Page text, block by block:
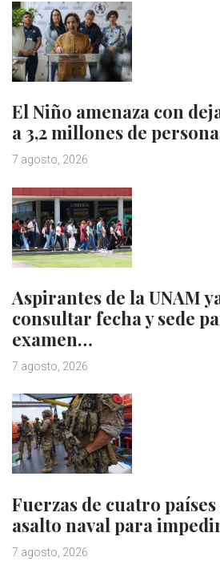
El Niño amenaza con
a 3,2 millones de
7 agosto, 2026
Aspirantes de la UNAM
consultar fecha y sede
examen…
7 agosto, 2026
Fuerzas de cuatro
asalto naval para
7 agosto, 2026